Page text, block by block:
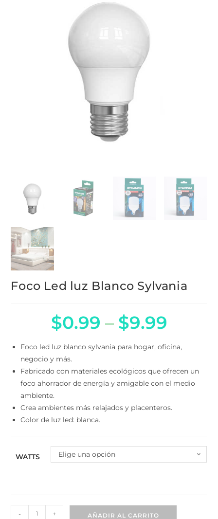
$0.99 $9.99
negocio y más.
Fabricado con materiales ecológicos que ofrecen un
foco ahorrador de energía y amigable con el medio
ambiente.
Crea ambientes más relajados y placenteros.
Color de luz led: blanca.
Elige una opción
- + AÑADIR AL CARRITO